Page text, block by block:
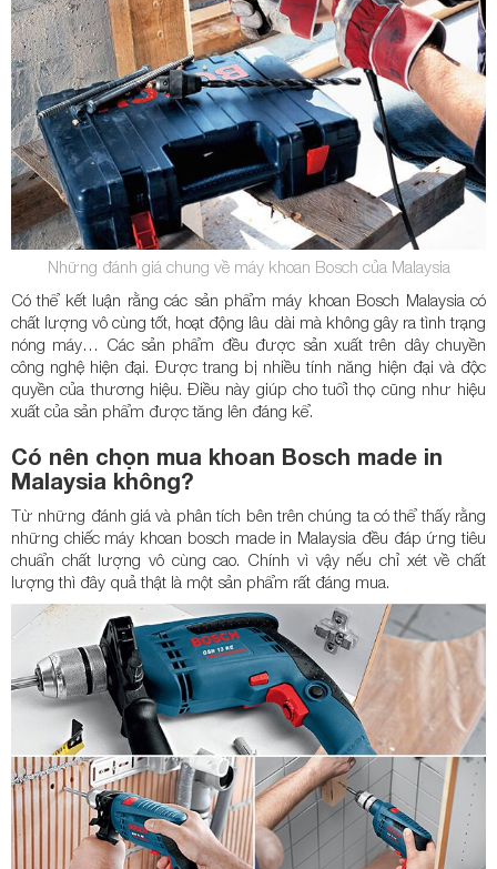
Những đánh giá chung về máy khoan Bosch của Malaysia
Có thể kết luận rằng các sản phẩm máy khoan Bosch Malaysia có
chất lượng vô cùng tốt, hoạt động lâu dài mà không gây ra tình trạng
nóng máy… Các sản phẩm đều được sản xuất trên dây chuyền
công nghệ hiện đại. Được trang bị nhiều tính năng hiện đại và độc
quyền của thương hiệu. Điều này giúp cho tuổi thọ cũng như hiệu
xuất của sản phẩm được tăng lên đáng kể.
Có nên chọn mua khoan Bosch made in
Malaysia không?
Từ những đánh giá và phân tích bên trên chúng ta có thể thấy rằng
những chiếc máy khoan bosch made in Malaysia đều đáp ứng tiêu
chuẩn chất lượng vô cùng cao. Chính vì vậy nếu chỉ xét về chất
lượng thì đây quả thật là một sản phẩm rất đáng mua.